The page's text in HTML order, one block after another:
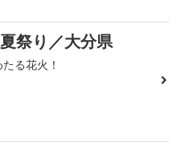
祭り／大分県
る花火！